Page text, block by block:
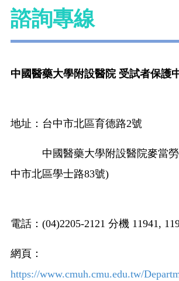
諮詢專線
中國醫藥大學附設醫院 受試者保護
地址：台中市北區育德路2號
中國醫藥大學附設醫院麥當
中市北區學士路83號)
電話：(04)2205-2121 分機 11941,
網頁：
https://www.cmuh.cmu.edu.tw/